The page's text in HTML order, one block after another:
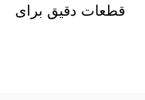
قطعات دقیق برای